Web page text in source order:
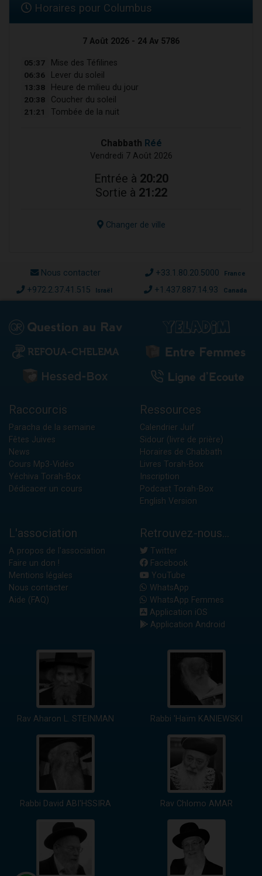
Horaires pour Columbus
7 Août 2026 - 24 Av 5786
05:37 Mise des Téfilines
06:36 Lever du soleil
13:38 Heure de milieu du jour
20:38 Coucher du soleil
21:21 Tombée de la nuit
Chabbath Réé
Vendredi 7 Août 2026
Entrée à 20:20
Sortie à 21:22
Changer de ville
Nous contacter +33.1.80.20.5000 France
+972.2.37.41.515 Israël +1.437.887.14.93 Canada
Raccourcis
Paracha de la semaine
Fêtes Juives
News
Cours Mp3-Vidéo
Yéchiva Torah-Box
Dédicacer un cours
Ressources
Calendrier Juif
Sidour (livre de prière)
Horaires de Chabbath
Livres Torah-Box
Inscription
Podcast Torah-Box
English Version
L'association
A propos de l'association
Faire un don !
Mentions légales
Nous contacter
Aide (FAQ)
Retrouvez-nous...
Twitter
Facebook
YouTube
WhatsApp
WhatsApp Femmes
Application iOS
Application Android
Rav Aharon L. STEINMAN Rabbi 'Haïm KANIEWSKI
Rabbi David ABI'HSSIRA Rav Chlomo AMAR